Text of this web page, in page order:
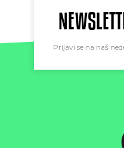
Prijavi se na naš